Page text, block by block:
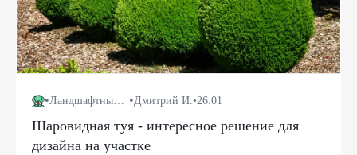
• Ландшафтный дизайн •Дмитрий И.•26.01
Шаровидная туя - интересное решение для
дизайна на участке